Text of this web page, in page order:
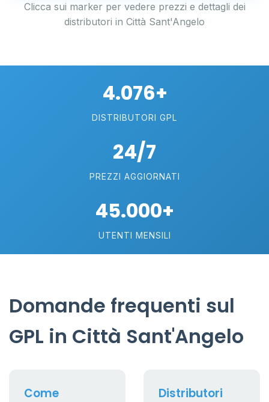
Clicca sui marker per vedere prezzi e dettagli dei
distributori in Città Sant'Angelo
4.076+
DISTRIBUTORI GPL
24/7
PREZZI AGGIORNATI
45.000+
UTENTI MENSILI
Domande frequenti sul
GPL in Città Sant'Angelo
Come
Distributori